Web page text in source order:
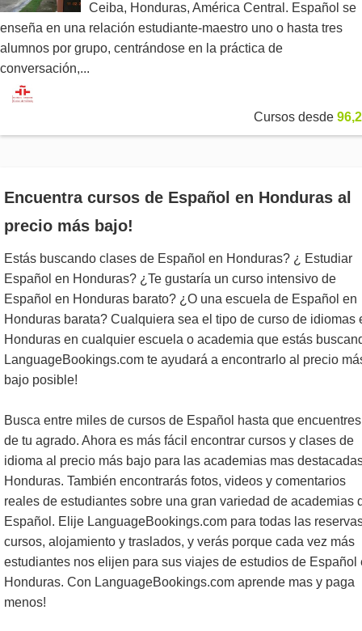
Ceiba, Honduras, América Central. Español se
enseña en una relación estudiante-maestro uno o hasta tres
alumnos por grupo, centrándose en la práctica de
conversación,...
Cursos desde
Encuentra cursos de Español en Honduras al
precio más bajo!
Estás buscando clases de Español en Honduras? ¿ Estudiar
Español en Honduras? ¿Te gustaría un curso intensivo de
Español en Honduras barato? ¿O una escuela de Español en
Honduras barata? Cualquiera sea el tipo de curso de idiomas
Honduras en cualquier escuela o academia que estás
LanguageBookings.com te ayudará a encontrarlo al precio
bajo posible!
Busca entre miles de cursos de Español hasta que
de tu agrado. Ahora es más fácil encontrar cursos y clases de
idioma al precio más bajo para las academias mas
Honduras. También encontrarás fotos, videos y comentarios
reales de estudiantes sobre una gran variedad de academias
Español. Elije LanguageBookings.com para todas las
cursos, alojamiento y traslados, y verás porque cada vez más
estudiantes nos elijen para sus viajes de estudios de Español
Honduras. Con LanguageBookings.com aprende mas y paga
menos!